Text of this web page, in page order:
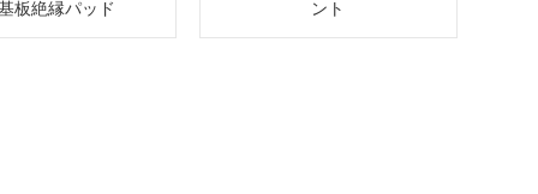
板絶縁パッド
ント